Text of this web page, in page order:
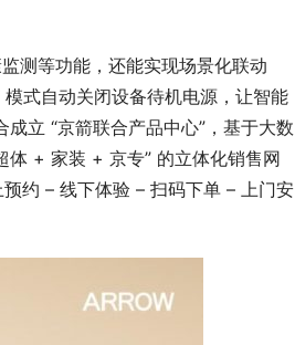
测等功能，还能实现场景化联动
式自动关闭设备待机电源，让智能
立 “京箭联合产品中心”，基于大数
体 + 家装 + 京专” 的立体化销售网
约 – 线下体验 – 扫码下单 – 上门安